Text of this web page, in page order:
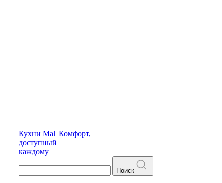
Кухни Mall Комфорт,
доступный
каждому
Поиск